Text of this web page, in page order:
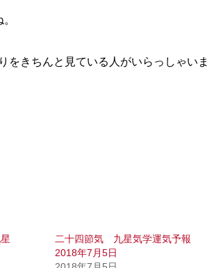
をきちんと見ている人がいらっしゃいま
二十四節気 九星気学運気予報
2018年7月5日